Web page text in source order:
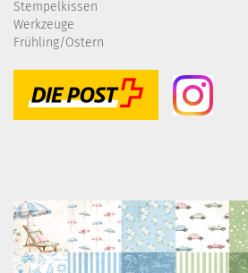
Stempelkissen
Werkzeuge
Frühling/Ostern